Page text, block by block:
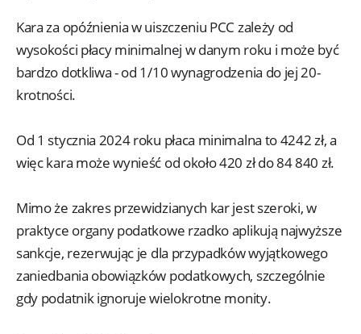
Kara za opóźnienia w uiszczeniu PCC zależy od
wysokości płacy minimalnej w danym roku i może być
bardzo dotkliwa - od 1/10 wynagrodzenia do jej 20-
krotności.
Od 1 stycznia 2024 roku płaca minimalna to 4242 zł, a
więc kara może wynieść od około 420 zł do 84 840 zł.
Mimo że zakres przewidzianych kar jest szeroki, w
praktyce organy podatkowe rzadko aplikują najwyższe
sankcje, rezerwując je dla przypadków wyjątkowego
zaniedbania obowiązków podatkowych, szczególnie
gdy podatnik ignoruje wielokrotne monity.